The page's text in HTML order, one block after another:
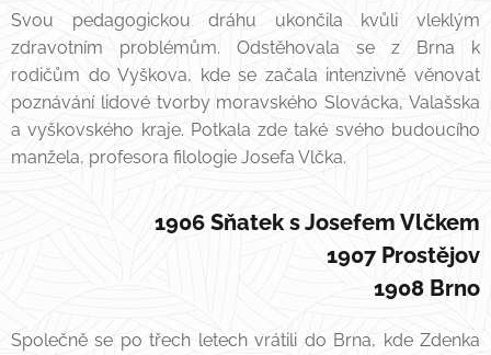
Svou pedagogickou dráhu ukončila kvůli vleklým
zdravotním problémům. Odstěhovala se z Brna k
rodičům do Vyškova, kde se začala intenzivně věnovat
poznávání lidové tvorby moravského Slovácka, Valašska
a vyškovského kraje. Potkala zde také svého budoucího
manžela, profesora filologie Josefa Vlčka.
1906 Sňatek s Josefem Vlčkem
1907 Prostějov
1908 Brno
Společně se po třech letech vrátili do Brna, kde Zdenka